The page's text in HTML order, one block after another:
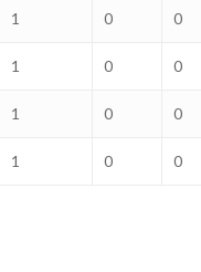
1 0 0
1 0 0
1 0 0
1 0 0